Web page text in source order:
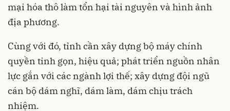
mại hóa thô làm tổn hại tài nguyên và hình ảnh
địa phương.
Cùng với đó, tỉnh cần xây dựng bộ máy chính
quyền tinh gọn, hiệu quả; phát triển nguồn nhân
lực gắn với các ngành lợi thế; xây dựng đội ngũ
cán bộ dám nghĩ, dám làm, dám chịu trách
nhiệm.